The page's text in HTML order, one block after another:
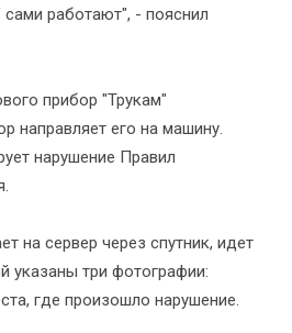
работают", - пояснил
прибор "Трукам"
направляет его на машину.
нарушение Правил
на сервер через спутник, идет
указаны три фотографии:
где произошло нарушение.